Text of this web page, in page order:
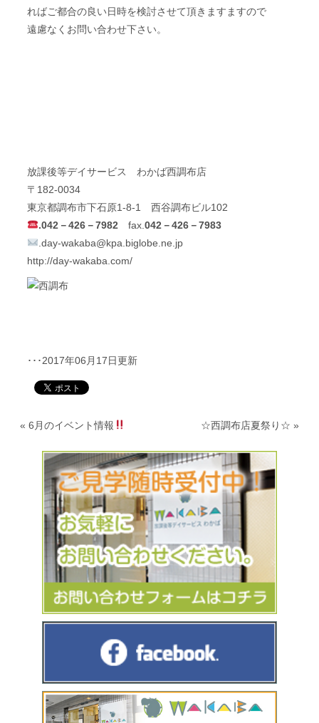
ればご都合の良い日時を検討させて頂きますますので
遠慮なくお問い合わせ下さい。
放課後等デイサービス わかば西調布店
〒182-0034
東京都調布市下石原1-8-1 西谷調布ビル102
.042－426－7982 fax. 042－426－7983
.day-wakaba@kpa.biglobe.ne.jp
http://day-wakaba.com/
･･･2017年06月17日更新
« 6月のイベント情報 ☆西調布店夏祭り☆ »